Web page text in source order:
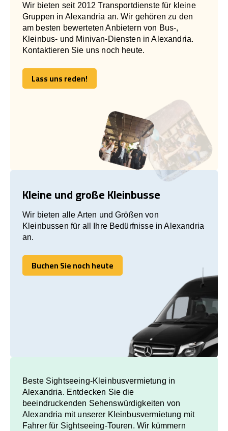
Wir bieten seit 2012 Transportdienste für kleine
Gruppen in Alexandria an. Wir gehören zu den
am besten bewerteten Anbietern von Bus-,
Kleinbus- und Minivan-Diensten in Alexandria.
Kontaktieren Sie uns noch heute.
Lass uns reden!
Lass uns reden!
Kleine und große Kleinbusse
Wir bieten alle Arten und Größen von
Kleinbussen für all Ihre Bedürfnisse in Alexandria
an.
Buchen Sie noch heute
Buchen Sie noch heute
Beste Sightseeing-Kleinbusvermietung in
Alexandria. Entdecken Sie die
beeindruckenden Sehenswürdigkeiten von
Alexandria mit unserer Kleinbusvermietung mit
Fahrer für Sightseeing-Touren. Wir kümmern